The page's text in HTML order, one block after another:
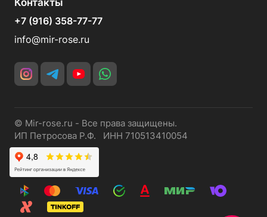
Контакты
+7 (916) 358-77-77
info@mir-rose.ru
© Mir-rose.ru - Все права защищены.
ИП Петросова Р.Ф. ИНН 710513410054